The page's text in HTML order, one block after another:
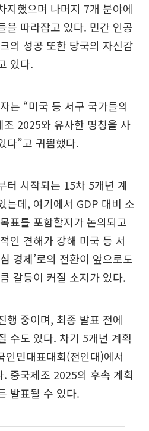
지했으며 나머지 7개 분야에
을 따라잡고 있다. 민간 인공
의 성공 또한 당국의 자신감
있다.
는 “미국 등 서구 국가들의
조 2025와 유사한 명칭을 사
다”고 귀띔했다.
터 시작되는 15차 5개년 계
는데, 여기에서 GDP 대비 소
표를 포함할지가 논의되고
인 견해가 강해 미국 등 서
경제’로의 전환이 앞으로도
갈등이 커질 소지가 있다.
행 중이며, 최종 발표 전에
수도 있다. 차기 5개년 계획
민대표대회(전인대)에서
중국제조 2025의 후속 계획
발표될 수 있다.